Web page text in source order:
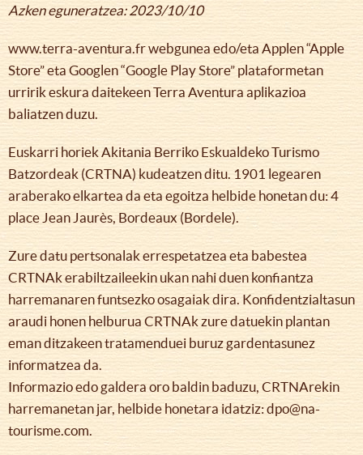
Azken eguneratzea: 2023/10/10
www.terra-aventura.fr webgunea edo/eta Applen “Apple
Store” eta Googlen “Google Play Store” plataformetan
urririk eskura daitekeen Terra Aventura aplikazioa
baliatzen duzu.
Euskarri horiek Akitania Berriko Eskualdeko Turismo
Batzordeak (CRTNA) kudeatzen ditu. 1901 legearen
araberako elkartea da eta egoitza helbide honetan du: 4
place Jean Jaurès, Bordeaux (Bordele).
Zure datu pertsonalak errespetatzea eta babestea
CRTNAk erabiltzaileekin ukan nahi duen konfiantza
harremanaren funtsezko osagaiak dira. Konfidentzialtasun
araudi honen helburua CRTNAk zure datuekin plantan
eman ditzakeen tratamenduei buruz gardentasunez
informatzea da.
Informazio edo galdera oro baldin baduzu, CRTNArekin
harremanetan jar, helbide honetara idatziz: dpo@na-
tourisme.com.